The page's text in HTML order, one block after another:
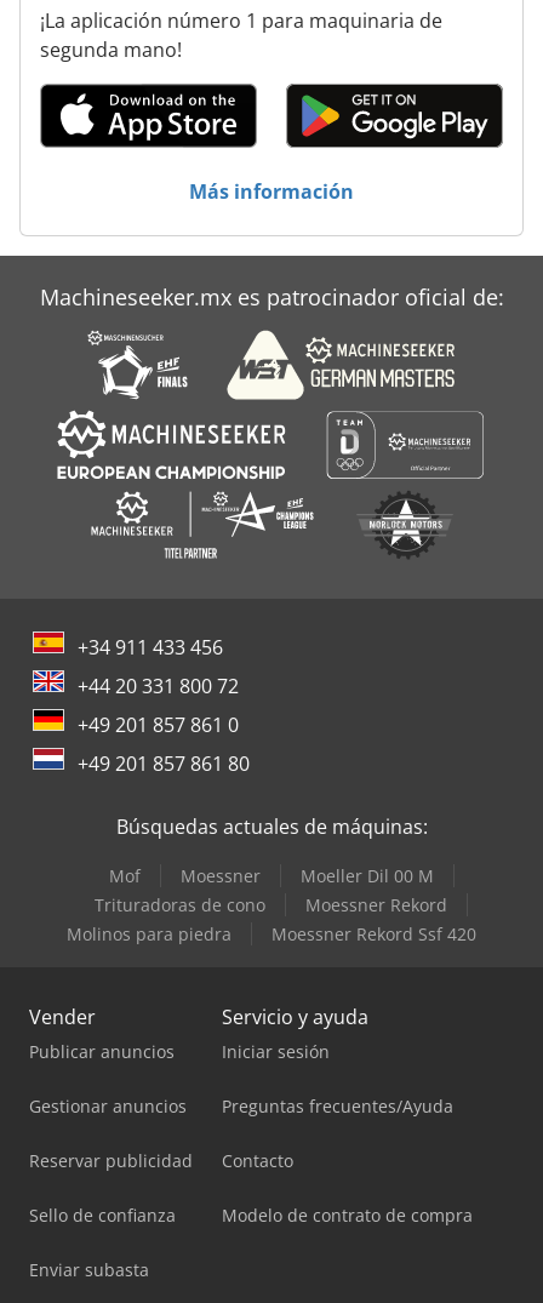
¡La aplicación número 1 para maquinaria de
segunda mano!
Más información
Machineseeker.mx es patrocinador oficial de:
+34 911 433 456
+44 20 331 800 72
+49 201 857 861 0
+49 201 857 861 80
Búsquedas actuales de máquinas:
Mof Moessner
Moeller Dil 00 M
Trituradoras de cono
Moessner Rekord
Molinos para piedra
Moessner Rekord Ssf 420
Vender
Publicar anuncios
Gestionar anuncios
Reservar publicidad
Sello de confianza
Enviar subasta
Servicio y ayuda
Iniciar sesión
Preguntas frecuentes/Ayuda
Contacto
Modelo de contrato de compra